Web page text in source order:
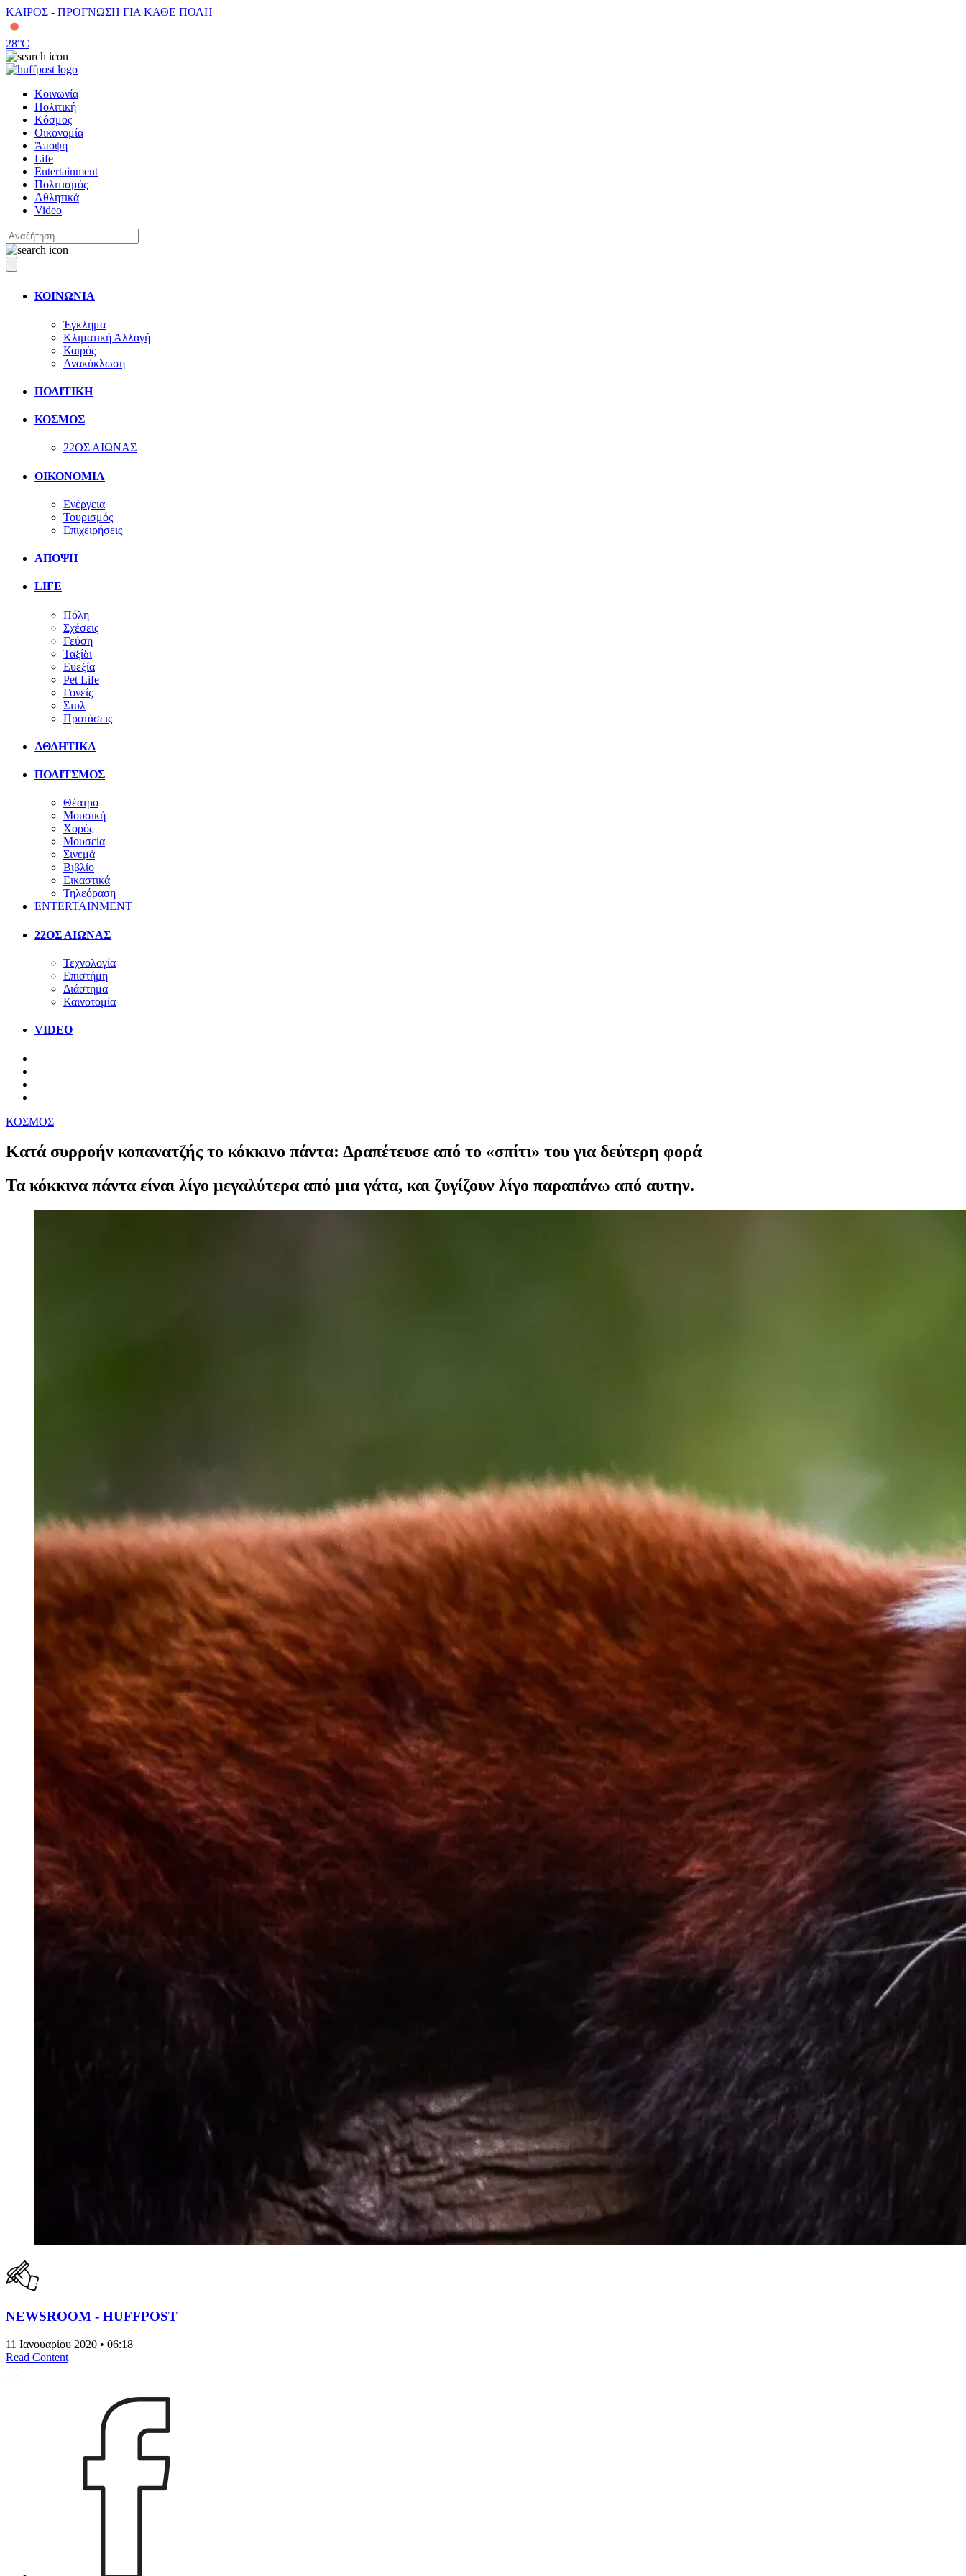
ΚΑΙΡΟΣ - ΠΡΟΓΝΩΣΗ ΓΙΑ ΚΑΘΕ ΠΟΛΗ
28°C
Κοινωνία
Πολιτική
Κόσμος
Οικονομία
Άποψη
Life
Entertainment
Πολιτισμός
Αθλητικά
Video
ΚΟΙΝΩΝΙΑ
Έγκλημα
Κλιματική Αλλαγή
Καιρός
Ανακύκλωση
ΠΟΛΙΤΙΚΗ
ΚΟΣΜΟΣ
22ΟΣ ΑΙΩΝΑΣ
ΟΙΚΟΝΟΜΙΑ
Ενέργεια
Τουρισμός
Επιχειρήσεις
ΑΠΟΨΗ
LIFE
Πόλη
Σχέσεις
Γεύση
Ταξίδι
Ευεξία
Pet Life
Γονείς
Στυλ
Προτάσεις
ΑΘΛΗΤΙΚΑ
ΠΟΛΙΤΣΜΟΣ
Θέατρο
Μουσική
Χορός
Μουσεία
Σινεμά
Βιβλίο
Εικαστικά
Τηλεόραση
ENTERTAINMENT
22ΟΣ ΑΙΩΝΑΣ
Τεχνολογία
Επιστήμη
Διάστημα
Καινοτομία
VIDEO
ΚΟΣΜΟΣ
Κατά συρροήν κοπανατζής το κόκκινο πάντα: Δραπέτευσε από το «σπίτι» του για δεύτερη φορά
Τα κόκκινα πάντα είναι λίγο μεγαλύτερα από μια γάτα, και ζυγίζουν λίγο παραπάνω από αυτην.
NEWSROOM - HUFFPOST
11 Ιανουαρίου 2020 • 06:18
Read Content